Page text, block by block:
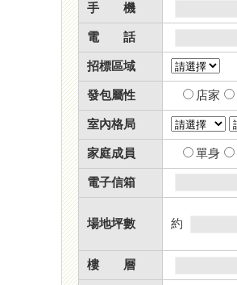
手 機
電 話
招標區域
發包屬性 店家
室內格局
家庭成員 單身
電子信箱
場地坪數 約
樓 層